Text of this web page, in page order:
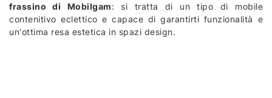
frassino di Mobilgam: si tratta di un tipo di mobile
contenitivo eclettico e capace di garantirti funzionalità e
un'ottima resa estetica in spazi design.